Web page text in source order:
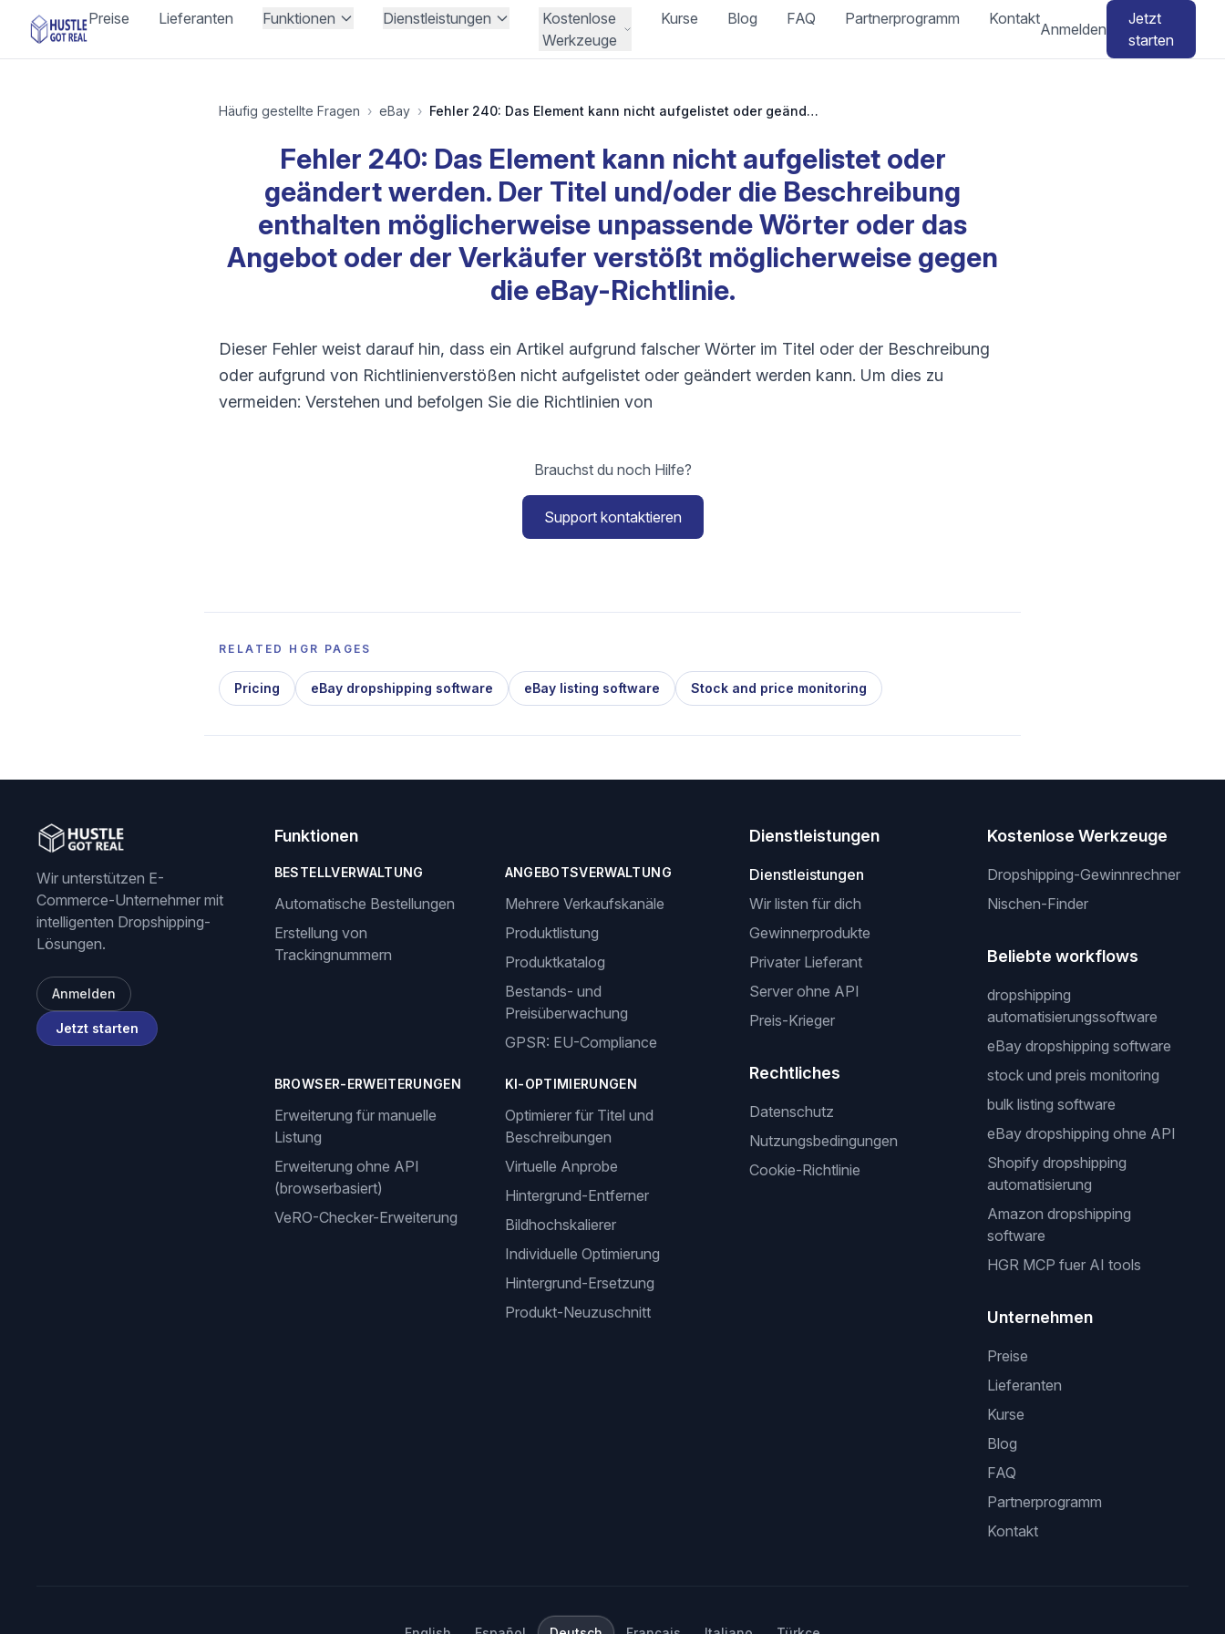
Preise Lieferanten Funktionen Dienstleistungen
Kostenlose
Werkzeuge
Kurse Blog FAQ Partnerprogramm Kontakt
Anmelden
Jetzt
starten
Häufig gestellte Fragen › eBay › Fehler 240: Das Element kann nicht aufgelistet oder geändert werden. Der Titel und/oder die Beschreibung enthalten möglicherweise unpassende Wörter oder das Angebot oder der Verkäufer verstößt möglicherweise gegen die eBay-Richtlinie.
Fehler 240: Das Element kann nicht aufgelistet oder
geändert werden. Der Titel und/oder die Beschreibung
enthalten möglicherweise unpassende Wörter oder das
Angebot oder der Verkäufer verstößt möglicherweise gegen
die eBay-Richtlinie.
Dieser Fehler weist darauf hin, dass ein Artikel aufgrund falscher Wörter im Titel oder der Beschreibung
oder aufgrund von Richtlinienverstößen nicht aufgelistet oder geändert werden kann. Um dies zu
vermeiden: Verstehen und befolgen Sie die Richtlinien von
Brauchst du noch Hilfe?
Support kontaktieren
RELATED HGR PAGES
Pricing eBay dropshipping software eBay listing software Stock and price monitoring
Wir unterstützen E-
Commerce-Unternehmer mit
intelligenten Dropshipping-
Lösungen.
Anmelden
Jetzt starten
Funktionen
BESTELLVERWALTUNG
Automatische Bestellungen
Erstellung von
Trackingnummern
ANGEBOTSVERWALTUNG
Mehrere Verkaufskanäle
Produktlistung
Produktkatalog
Bestands- und
Preisüberwachung
GPSR: EU-Compliance
BROWSER-ERWEITERUNGEN
Erweiterung für manuelle
Listung
Erweiterung ohne API
(browserbasiert)
VeRO-Checker-Erweiterung
KI-OPTIMIERUNGEN
Optimierer für Titel und
Beschreibungen
Virtuelle Anprobe
Hintergrund-Entferner
Bildhochskalierer
Individuelle Optimierung
Hintergrund-Ersetzung
Produkt-Neuzuschnitt
Dienstleistungen
Dienstleistungen
Wir listen für dich
Gewinnerprodukte
Privater Lieferant
Server ohne API
Preis-Krieger
Rechtliches
Datenschutz
Nutzungsbedingungen
Cookie-Richtlinie
Kostenlose Werkzeuge
Dropshipping-Gewinnrechner
Nischen-Finder
Beliebte workflows
dropshipping
automatisierungssoftware
eBay dropshipping software
stock und preis monitoring
bulk listing software
eBay dropshipping ohne API
Shopify dropshipping
automatisierung
Amazon dropshipping
software
HGR MCP fuer AI tools
Unternehmen
Preise
Lieferanten
Kurse
Blog
FAQ
Partnerprogramm
Kontakt